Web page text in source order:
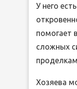
У него
помогает
сложных
Хозяева